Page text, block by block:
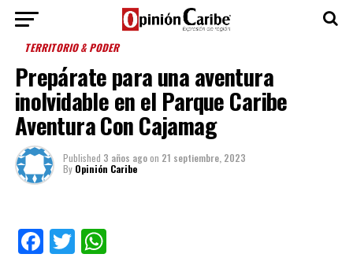
TERRITORIO & PODER
Prepárate para una aventura
inolvidable en el Parque Caribe
Aventura Con Cajamag
Published 3 años agoon 21 septiembre, 2023
By Opinión Caribe
Facebook
TwitterWhatsApp